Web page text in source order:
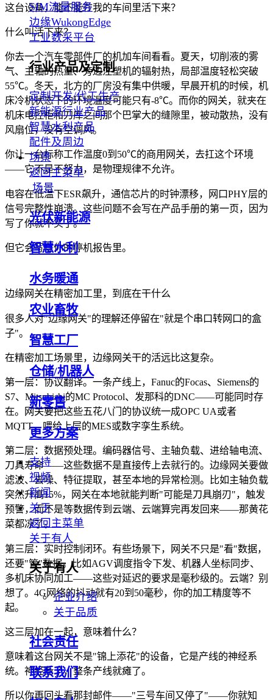
SIM流量服务
边缘WukongEdge
工业数采平台
行业产品及定制
定制开发/代工生产
新能源行业产品
智慧水利产品
配件及周边
场景
返回主菜单
场景
光伏新能源
智慧水利
水务暖通
农业畜牧
智慧工厂
仓储/机器人
新零售
更多方案
支持
视频
新闻
关于
返回主菜单
关于有人
关于有人
企业介绍
关于品质
社会责任
联系我们
这台设备，能不能在我的车间里活下来？
什么叫活下来？
你去一个汽车零部件厂的机加车间看看。夏天，切削液的雾
气、主轴的热量、旁边注塑机的辐射热，局部温度轻松突破
55℃。冬天，北方的厂房没有集中供暖，早晨开机的时候，机
床冷机状态下的环境温度可能只有-8℃。而你的网关，就夹在
机床电控柜和刀库之间那个巴掌大的缝隙里，被动散热，没有
风扇位，没有空调风。
你让一台标称工作温度0到50℃的商用网关，去扛这个环境
——它不是不努力，是物理规律不允许。
电容在低温下ESR飙升，通信芯片的时钟漂移，网口PHY层的
信号完整性崩溃。这些问题不会写在产品手册的第一页，因为
写了你就不买了。
但它会写在你的停机报告里。
边缘网关在精密加工里，到底在干什么
很多人对"边缘网关"的理解还停留在"就是个串口转网口的盒
子"。
在精密加工场景里，边缘网关干的活远比这复杂。
第一层：协议翻译。一条产线上，Fanuc的Focas、Siemens的
S7、Mitsubishi的MC Protocol、发那科的DNC——可能同时存
在。网关要把这些五花八门的协议统一成OPC UA或者
MQTT，喂给上层的MES或数字孪生系统。
第二层：数据预处理。编码器信号、主轴负载、进给轴电流、
刀具寿命——这些数据不是直接传上去就行的。边缘网关要做
滤波、去噪、特征提取，甚至本地的异常检测。比如主轴负载
突然升高15%，网关在本地就能判断"可能是刀具崩刃"，触发
预警，而不是等数据传到云端、云端算完再发回来——那黄花
菜都凉了。
第三层：实时控制闭环。有些场景下，网关不只是"看"数据，
还要"管"数据。比如AGV调度指令下发、机器人坐标同步、
多机床协同加工——这些对延迟的要求是毫秒级的。云端？别
想了。4G网络的抖动就有20到50毫秒，你的加工精度等不
起。
这三层加在一起，意味着什么？
意味着这台网关不是"锦上添花"的设备，它是产线的神经系
统。神经断了，整条产线就瘫了。
所以你再回头看那封邮件——"三号车间又停了"——你就知